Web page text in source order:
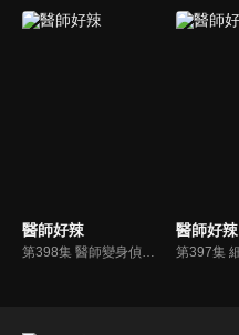
醫師好辣 醫師好辣